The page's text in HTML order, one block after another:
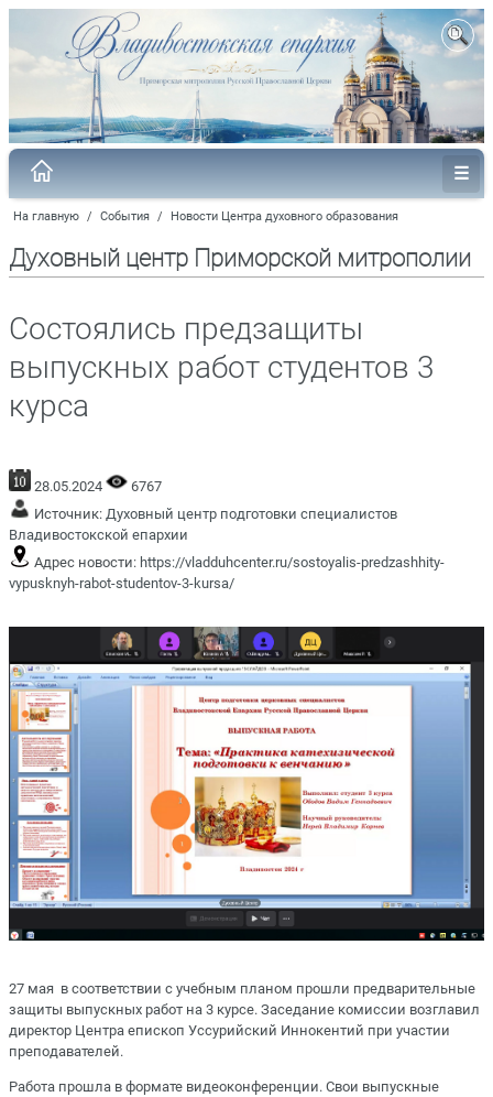
На главную / События / Новости Центра духовного образования
Духовный центр Приморской митрополии
Состоялись предзащиты
выпускных работ студентов 3
курса
28.05.2024
6767
Источник: Духовный центр подготовки специалистов
Владивостокской епархии
Адрес новости: https://vladduhcenter.ru/sostoyalis-predzashhity-
vypusknyh-rabot-studentov-3-kursa/
27 мая в соответствии с учебным планом прошли предварительные
защиты выпускных работ на 3 курсе. Заседание комиссии возглавил
директор Центра епископ Уссурийский Иннокентий при участии
преподавателей.
Работа прошла в формате видеоконференции. Свои выпускные